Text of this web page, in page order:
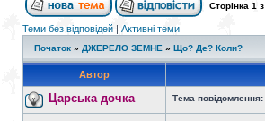
Сторінка 1 з
Теми без відповідей | Активні теми
Початок » ДЖЕРЕЛО ЗЕМНЕ » Що? Де? Коли?
Автор
Царська дочка Тема повідомлення: